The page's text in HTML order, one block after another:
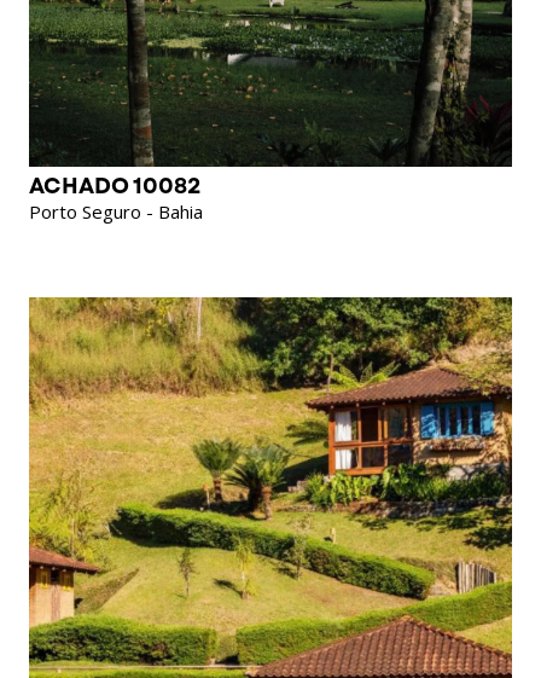
ACHADO 10082
Porto Seguro - Bahia